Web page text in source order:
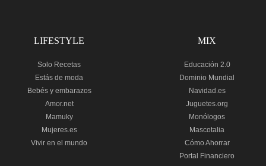
LIFESTYLE
Solo Recetas
Estás de moda
Bebés y embarazos
Amor.net
Mamuky
Mujeres.es
Vivir en el mundo
MIX
Educación 2.0
Dominio Mundial
Navidad.es
Juguetes.org
Monólogos
Mascotalia
Cómo Ahorrar
Portal Financiero